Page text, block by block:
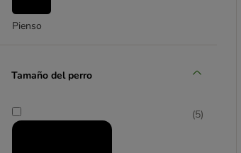
Pienso
Tamaño del perro
(5)